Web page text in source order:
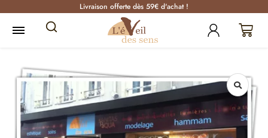
Livraison offerte dès 59€ d'achat !